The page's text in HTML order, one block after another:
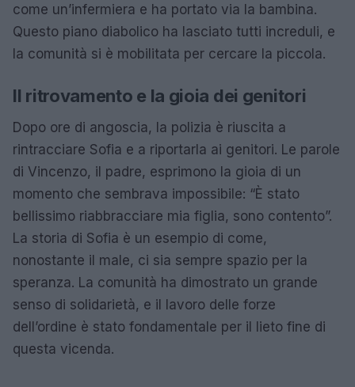
come un’infermiera e ha portato via la bambina.
Questo piano diabolico ha lasciato tutti increduli, e
la comunità si è mobilitata per cercare la piccola.
Il ritrovamento e la gioia dei genitori
Dopo ore di angoscia, la polizia è riuscita a
rintracciare Sofia e a riportarla ai genitori. Le parole
di Vincenzo, il padre, esprimono la gioia di un
momento che sembrava impossibile: “È stato
bellissimo riabbracciare mia figlia, sono contento”.
La storia di Sofia è un esempio di come,
nonostante il male, ci sia sempre spazio per la
speranza. La comunità ha dimostrato un grande
senso di solidarietà, e il lavoro delle forze
dell’ordine è stato fondamentale per il lieto fine di
questa vicenda.